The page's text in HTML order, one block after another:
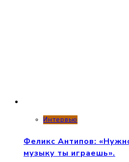
Интервью
Феликс Антипов:
музыку ты играешь».